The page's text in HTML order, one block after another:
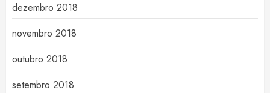
dezembro 2018
novembro 2018
outubro 2018
setembro 2018